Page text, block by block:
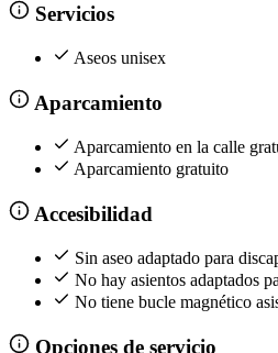
Servicios
Aseos unisex
Aparcamiento
Aparcamiento en la calle
Aparcamiento gratuito
Accesibilidad
Sin aseo adaptado para
No hay asientos adaptados
No tiene bucle magnético
Opciones de servicio